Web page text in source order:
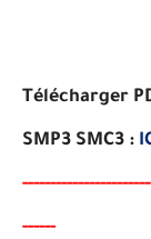
Télécharger
SMP3 SMC3 :
-----------------
------